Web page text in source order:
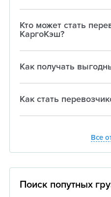
Кто может стать
КаргоКэш?
Как получать
Как стать
Все
Поиск попутных